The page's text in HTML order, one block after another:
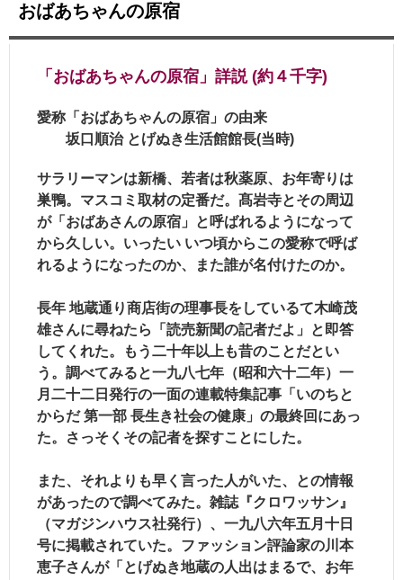
おばあちゃんの原宿
「おばあちゃんの原宿」詳説 (約４千字)
愛称「おばあちゃんの原宿」の由来
坂口順治 とげぬき生活館館長(当時)
サラリーマンは新橋、若者は秋薬原、お年寄りは
巣鴨。マスコミ取材の定番だ。髙岩寺とその周辺
が「おばあさんの原宿」と呼ばれるようになって
から久しい。いったい いつ頃からこの愛称で呼ば
れるようになったのか、また誰が名付けたのか。
長年 地蔵通り商店街の理事長をしているて木崎茂
雄さんに尋ねたら「読売新聞の記者だよ」と即答
してくれた。もう二十年以上も昔のことだとい
う。調べてみると一九八七年（昭和六十二年）一
月二十二日発行の一面の連載特集記事「いのちと
からだ 第一部 長生き社会の健康」の最終回にあっ
た。さっそくその記者を探すことにした。
また、それよりも早く言った人がいた、との情報
があったので調べてみた。雑誌『クロワッサン』
（マガジンハウス社発行）、一九八六年五月十日
号に掲載されていた。ファッション評論家の川本
恵子さんが「とげぬき地蔵の人出はまるで、お年